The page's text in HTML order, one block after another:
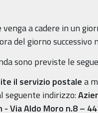
a cadere in un
del giorno successivo
sono previste le
il servizio postalea
seguente indirizzo:
- Via Aldo Moro n.8 –